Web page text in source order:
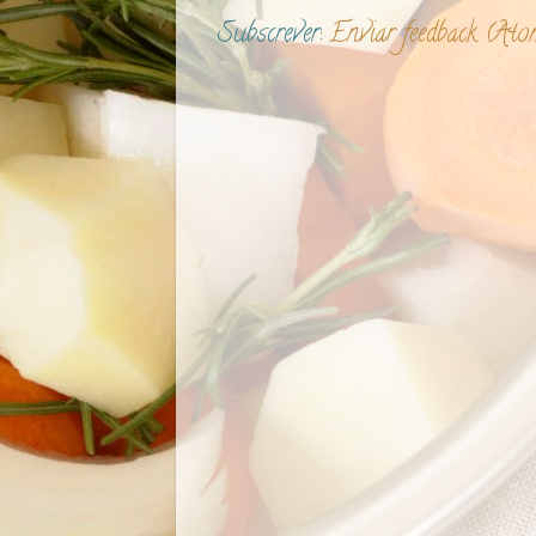
Subscrever:Enviar feedback